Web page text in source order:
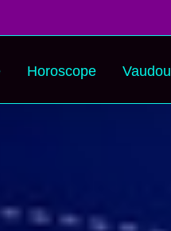
Horoscope Vaudou